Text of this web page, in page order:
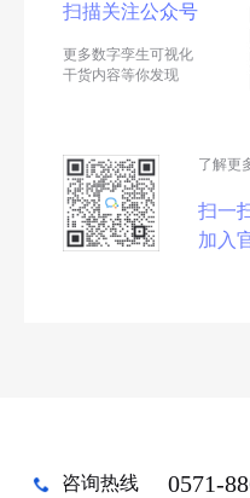
扫描关注公众号
更多数字孪生可视化
干货内容等你发现
了解更
扫一
加入
咨询热线 0571-